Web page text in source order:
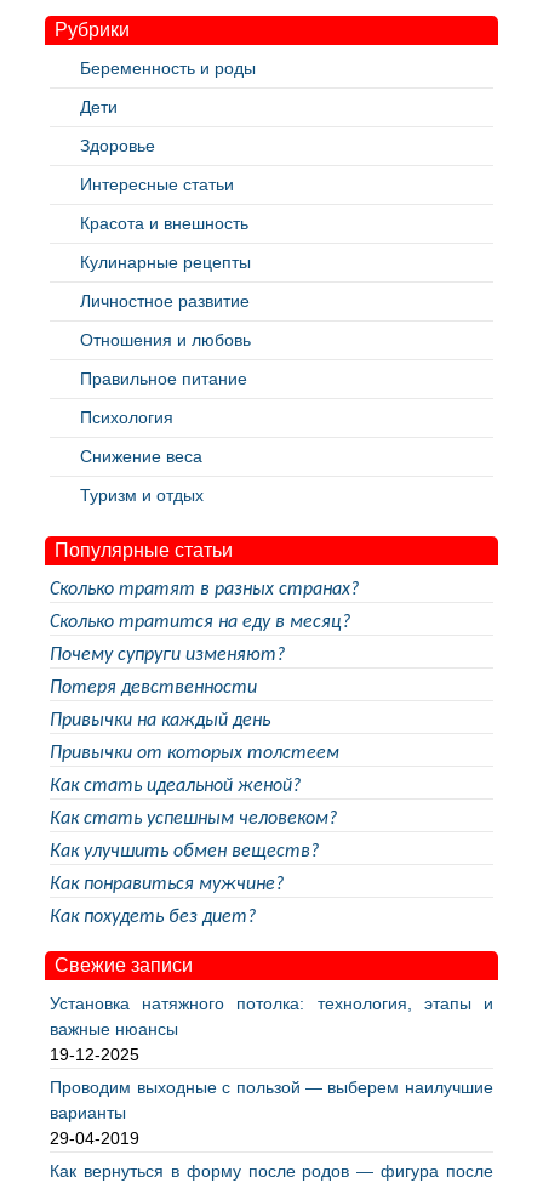
Рубрики
Беременность и роды
Дети
Здоровье
Интересные статьи
Красота и внешность
Кулинарные рецепты
Личностное развитие
Отношения и любовь
Правильное питание
Психология
Снижение веса
Туризм и отдых
Популярные статьи
Сколько тратят в разных странах?
Сколько тратится на еду в месяц?
Почему супруги изменяют?
Потеря девственности
Привычки на каждый день
Привычки от которых толстеем
Как стать идеальной женой?
Как стать успешным человеком?
Как улучшить обмен веществ?
Как понравиться мужчине?
Как похудеть без диет?
Свежие записи
Установка натяжного потолка: технология, этапы и
важные нюансы
19-12-2025
Проводим выходные с пользой — выберем наилучшие
варианты
29-04-2019
Как вернуться в форму после родов — фигура после